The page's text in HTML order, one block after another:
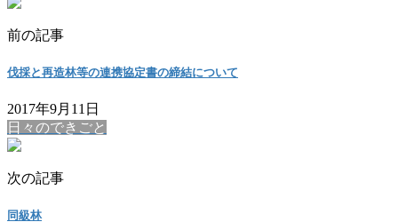
前の記事
伐採と再造林等の連携協定書の締結について
2017年9月11日
日々のできごと
次の記事
同級林